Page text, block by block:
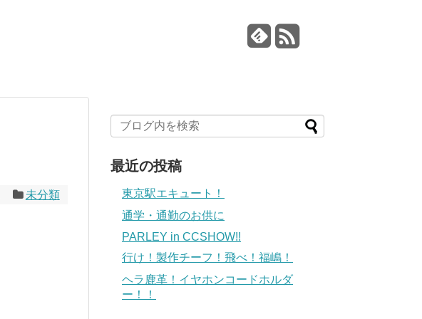
未分類
最近の投稿
東京駅エキュート！
通学・通勤のお供に
PARLEY in CCSHOW!!
行け！製作チーフ！飛べ！福嶋！
ヘラ鹿革！イヤホンコードホルダ
ー！！